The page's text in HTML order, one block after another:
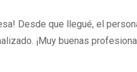
Desde que llegué, el
¡Muy buenas